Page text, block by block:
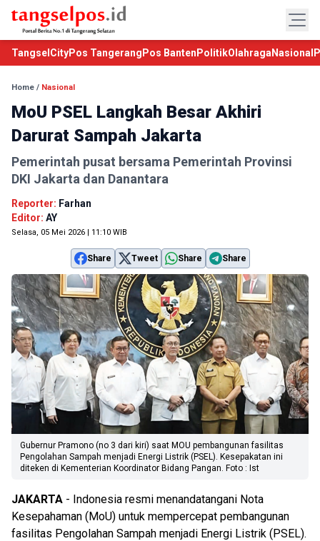
TangselCityPos Tangerang Pos Banten PolitikOlahraga Nasional
Home / Nasional
MoU PSEL Langkah Besar Akhiri
Darurat Sampah Jakarta
Pemerintah pusat bersama Pemerintah Provinsi
DKI Jakarta dan Danantara
Reporter: Farhan
Editor: AY
Selasa, 05 Mei 2026 | 11:10 WIB
Share Tweet Share Share
Gubernur Pramono (no 3 dari kiri) saat MOU pembangunan fasilitas
Pengolahan Sampah menjadi Energi Listrik (PSEL). Kesepakatan ini
diteken di Kementerian Koordinator Bidang Pangan. Foto : Ist
JAKARTA - Indonesia resmi menandatangani Nota
Kesepahaman (MoU) untuk mempercepat pembangunan
fasilitas Pengolahan Sampah menjadi Energi Listrik (PSEL).